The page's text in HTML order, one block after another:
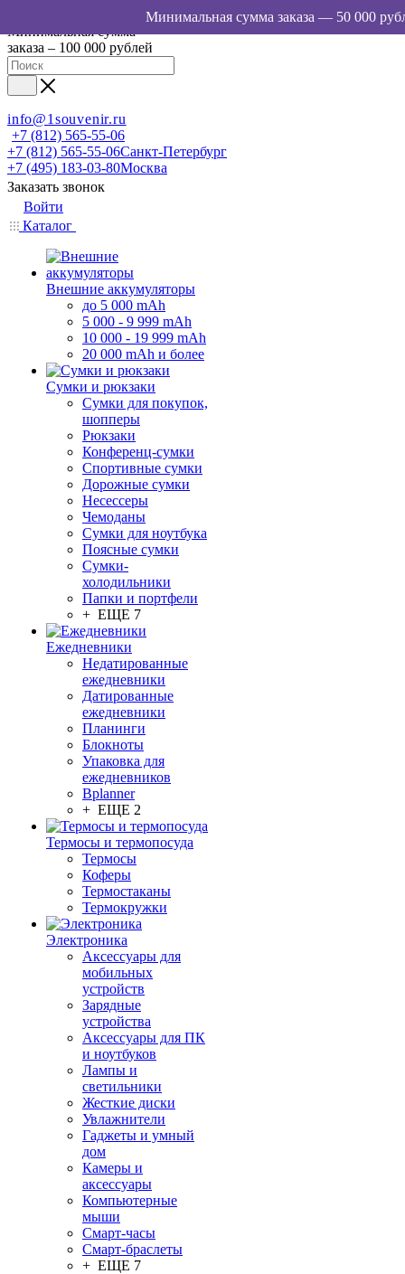
Минимальная сумма
заказа – 100 000 рублей
info@1souvenir.ru
+7 (812) 565-55-06
+7 (812) 565-55-06Санкт-Петербург
+7 (495) 183-03-80Москва
Заказать звонок
Войти
Каталог
Внешние аккумуляторы
до 5 000 mAh
5 000 - 9 999 mAh
10 000 - 19 999 mAh
20 000 mAh и более
Сумки и рюкзаки
Сумки для покупок,
шопперы
Рюкзаки
Конференц-сумки
Спортивные сумки
Дорожные сумки
Несессеры
Чемоданы
Сумки для ноутбука
Поясные сумки
Сумки-
холодильники
Папки и портфели
+ ЕЩЕ 7
Ежедневники
Недатированные
ежедневники
Датированные
ежедневники
Планинги
Блокноты
Упаковка для
ежедневников
Bplanner
+ ЕЩЕ 2
Термосы и термопосуда
Термосы
Коферы
Термостаканы
Термокружки
Электроника
Аксессуары для
мобильных
устройств
Зарядные
устройства
Аксессуары для ПК
и ноутбуков
Лампы и
светильники
Жесткие диски
Увлажнители
Гаджеты и умный
дом
Камеры и
аксессуары
Компьютерные
мыши
Смарт-часы
Смарт-браслеты
+ ЕЩЕ 7